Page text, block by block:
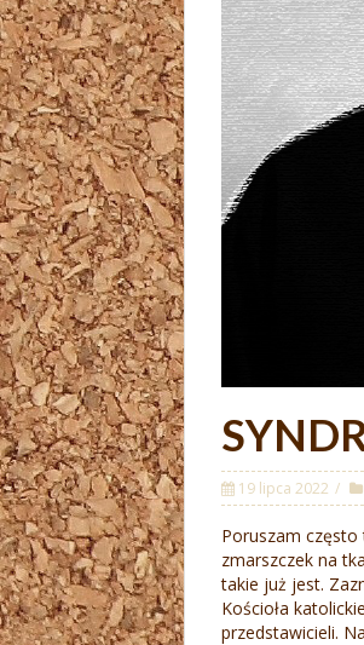
19 lipca 2022
Poruszam często
zmarszczek na
takie już jest.
Kościoła
przedstawicieli.